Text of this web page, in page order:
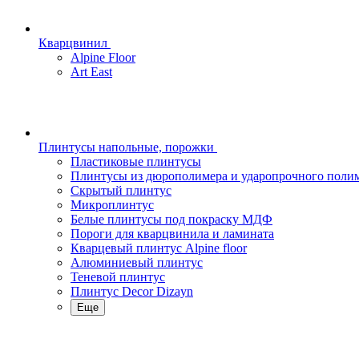
Кварцвинил
Alpine Floor
Art East
Плинтусы напольные, порожки
Пластиковые плинтусы
Плинтусы из дюрополимера и ударопрочного
Скрытый плинтус
Микроплинтус
Белые плинтусы под покраску МДФ
Пороги для кварцвинила и ламината
Кварцевый плинтус Alpine floor
Алюминиевый плинтус
Теневой плинтус
Плинтус Decor Dizayn
Еще